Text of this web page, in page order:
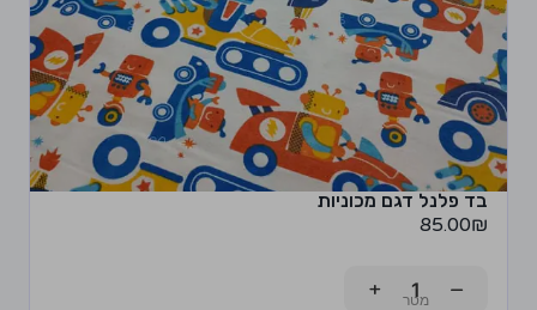
בד פלנל דגם מכוניות
85.00₪
−
+